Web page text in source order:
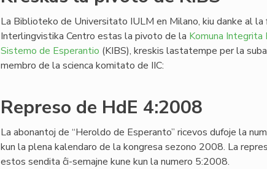
La Biblioteko de Universitato IULM en Milano, kiu danke al
Interlingvistika Centro estas la pivoto de la Komuna
Sistemo de Esperantio (KIBS), kreskis lastatempe per la
membro de la scienca komitato de IIC:
Represo de HdE 4:2008
La abonantoj de “Heroldo de Esperanto” ricevos dufoje la
kun la plena kalendaro de la kongresa sezono 2008. La
estos sendita ĉi-semajne kune kun la numero 5:2008.